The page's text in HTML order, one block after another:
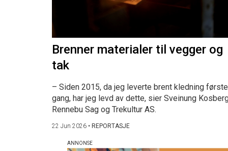
Brenner materialer til vegger og
tak
– Siden 2015, da jeg leverte brent kledning første
gang, har jeg levd av dette, sier Sveinung
Rennebu Sag og Trekultur AS.
22 Jun 2026 • REPORTASJE